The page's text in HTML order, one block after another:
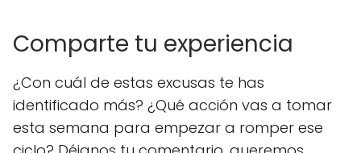
Comparte tu experiencia
¿Con cuál de estas excusas te has
identificado más? ¿Qué acción vas a tomar
esta semana para empezar a romper ese